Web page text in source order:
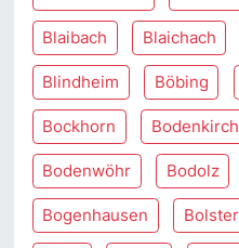
Blaibach Blaichach
Blindheim Böbing
Bockhorn
Bodenwöhr Bodolz
Bogenhausen